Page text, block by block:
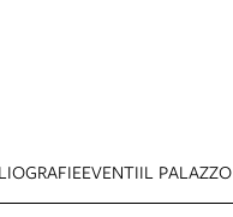
EVENTIIL PALAZZO